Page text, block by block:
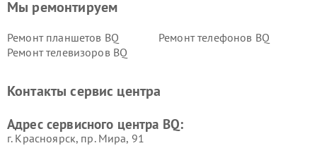
Мы ремонтируем
Ремонт планшетов BQ
Ремонт телефонов BQ
Ремонт телевизоров BQ
Контакты сервис центра
Адрес сервисного центра BQ:
г. Красноярск, ​пр. Мира, 91